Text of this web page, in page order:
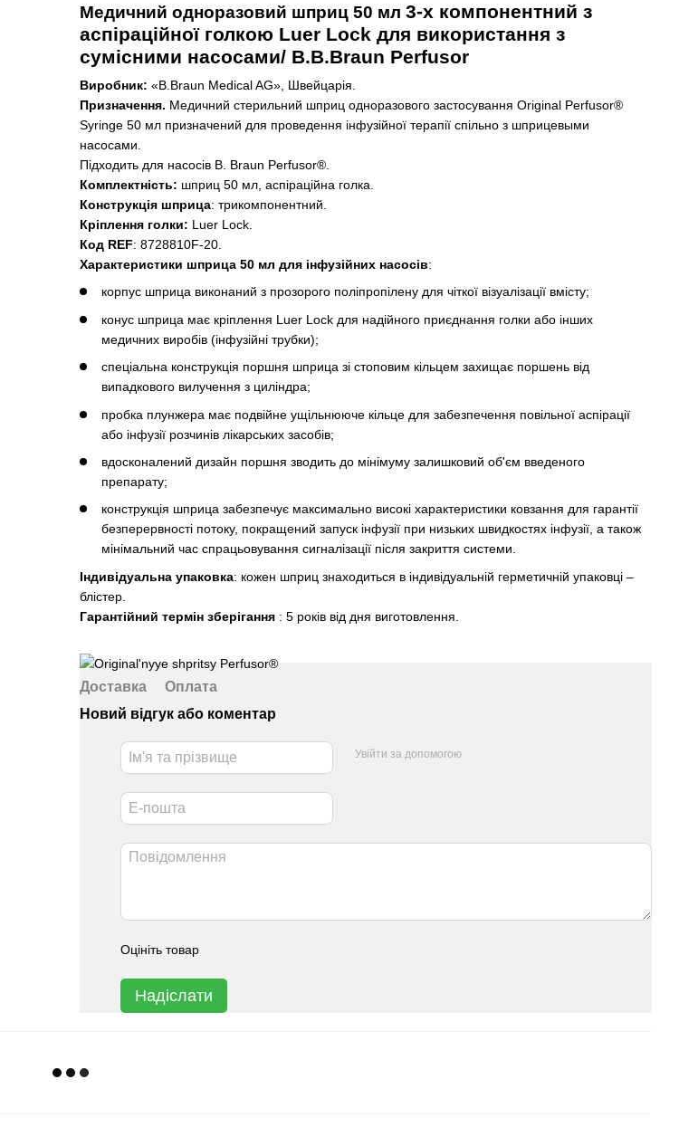
Медичний одноразовий шприц 50 мл 3-х компонентний з
аспіраційної голкою Luer Lock для використання з
сумісними насосами/ В.В.Вraun Perfusor
Виробник: «В.Вraun Medical AG», Швейцарія.
Призначення. Медичний стерильний шприц одноразового застосування Original Perfusor®
Syringe 50 мл призначений для проведення інфузійної терапії спільно з шприцевыми
насосами.
Підходить для насосів B. Braun Perfusor®.
Комплектність: шприц 50 мл, аспіраційна голка.
Конструкція шприца: трикомпонентний.
Кріплення голки: Luer Lock.
Код REF: 8728810F-20.
Характеристики шприца 50 мл для інфузійних насосів:
корпус шприца виконаний з прозорого поліпропілену для чіткої візуалізації вмісту;
конус шприца має кріплення Luer Lock для надійного приєднання голки або інших
медичних виробів (інфузійні трубки);
спеціальна конструкція поршня шприца зі стоповим кільцем захищає поршень від
випадкового вилучення з циліндра;
пробка плунжера має подвійне ущільнююче кільце для забезпечення повільної аспірації
або інфузії розчинів лікарських засобів;
вдосконалений дизайн поршня зводить до мінімуму залишковий об'єм введеного
препарату;
конструкція шприца забезпечує максимально високі характеристики ковзання для гарантії
безперервності потоку, покращений запуск інфузії при низьких швидкостях інфузії, а також
мінімальний час спрацьовування сигналізації після закриття системи.
Індивідуальна упаковка: кожен шприц знаходиться в індивідуальній герметичній упаковці –
блістер.
Гарантійний термін зберігання : 5 років від дня виготовлення.
Доставка
Оплата
Новий відгук або коментар
Увійти за допомогою
Оцініть товар
Надіслати